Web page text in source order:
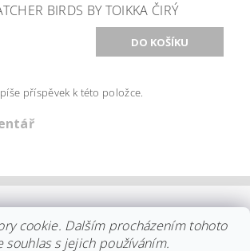
BIRDS BY TOIKKA ČIRÝ
příspěvek k této položce.
STELTON | DISTRIBUCE IITTALA |
| VŠE O NÁKUPU | KDO JSME
cookie. Dalším procházením tohoto
souhlas s jejich používáním.